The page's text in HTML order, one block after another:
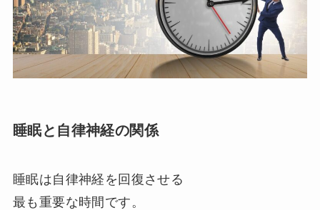
睡眠と自律神経の関係
睡眠は自律神経を回復させる
最も重要な時間です。